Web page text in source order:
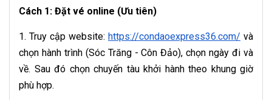
Cách 1: Đặt vé online (Ưu tiên)
1. Truy cập website: https://condaoexpress36.com/ và
chọn hành trình (Sóc Trăng - Côn Đảo), chọn ngày đi và
về. Sau đó chọn chuyến tàu khởi hành theo khung giờ
phù hợp.